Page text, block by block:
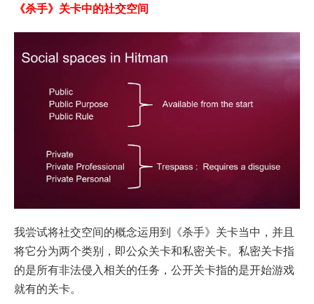
《杀手》关卡中的社交空间
我尝试将社交空间的概念运用到《杀手》关卡当中，并且
将它分为两个类别，即公众关卡和私密关卡。私密关卡指
的是所有非法侵入相关的任务，公开关卡指的是开始游戏
就有的关卡。